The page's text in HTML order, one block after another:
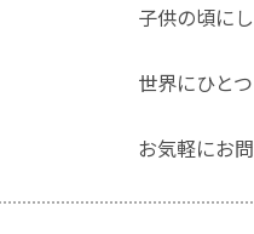
子供の頃に
世界にひと
お気軽にお